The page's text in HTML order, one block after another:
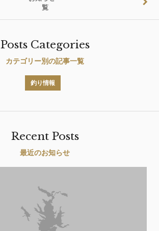
覧
Posts Categories
カテゴリー別の記事一覧
釣り情報
Recent Posts
最近のお知らせ